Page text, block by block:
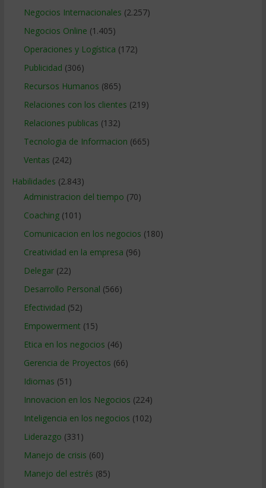
Negocios Internacionales (2.257)
Negocios Online (1.405)
Operaciones y Logística (172)
Publicidad (306)
Recursos Humanos (865)
Relaciones con los clientes (219)
Relaciones publicas (132)
Tecnologia de Informacion (665)
Ventas (242)
Habilidades (2.843)
Administracion del tiempo (70)
Coaching(101)
Comunicacion en los negocios (180)
Creatividad en la empresa (96)
Delegar(22)
Desarrollo Personal (566)
Efectividad (52)
Empowerment (15)
Etica en los negocios (46)
Gerencia de Proyectos (66)
Idiomas (51)
Innovacion en los Negocios (224)
Inteligencia en los negocios (102)
Liderazgo (331)
Manejo de crisis (60)
Manejo del estrés (85)